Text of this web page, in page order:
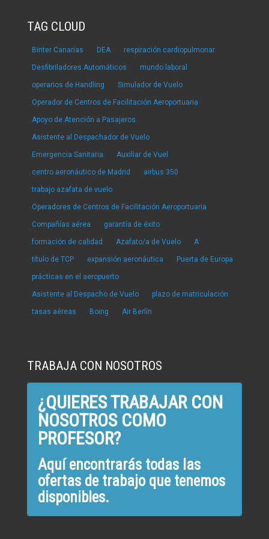
TAG CLOUD
Binter Canarias DEA respiración cardiopulmonar
Desfibriladores Automáticos mundo laboral
operarios de Handling Simulador de Vuelo
Operador de Centros de Facilitación Aeroportuaria
Apoyo de Atención a Pasajeros
Asistente al Despachador de Vuelo
Emergencia Sanitaria Auxiliar de Vuel
centro aeronáutico de Madrid airbus 350
trabajo azafata de vuelo
Operadores de Centros de Facilitación Aeroportuaria
Compañías aérea garantía de éxito
formación de calidad Azafato/a de Vuelo A
título de TCP expansión aeronáutica Puerta de Europa
prácticas en el aeropuerto
Asistente al Despacho de Vuelo plazo de matriculación
tasas aéreas Boing Air Berlín
TRABAJA CON NOSOTROS
¿QUIERES TRABAJAR CON
NOSOTROS COMO
PROFESOR?
Aquí encontrarás todas las
ofertas de trabajo que tenemos
disponibles.